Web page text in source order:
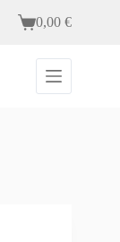
Warenkorb
0,00€